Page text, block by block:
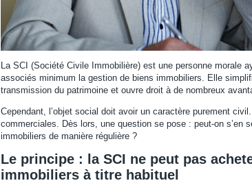
La SCI (Société Civile Immobilière) est une personne morale
associés minimum la gestion de biens immobiliers. Elle
transmission du patrimoine et ouvre droit à de nombreux
Cependant, l’objet social doit avoir un caractère purement
commerciales. Dès lors, une question se pose : peut-on s’en
immobiliers de manière régulière ?
Le principe : la SCI ne peut pas
immobiliers à titre habituel